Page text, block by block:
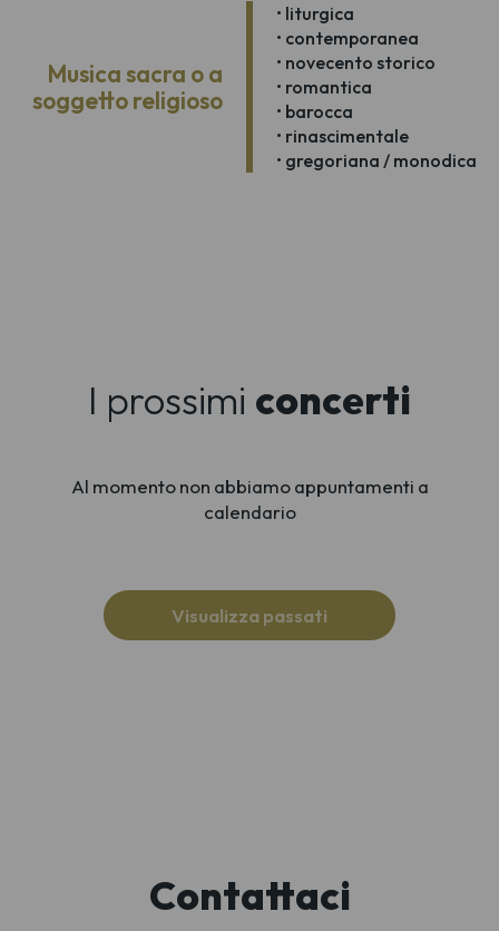
Musica sacra o a
soggetto religioso
• liturgica
• contemporanea
• novecento storico
• romantica
• barocca
• rinascimentale
• gregoriana / monodica
I prossimi concerti
Al momento non abbiamo appuntamenti a
calendario
Visualizza passati
Contattaci